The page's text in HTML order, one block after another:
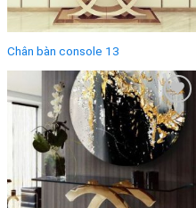
Chân bàn console 13
Add to
wishlist